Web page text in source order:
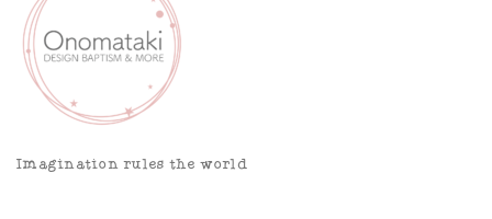
Imagination rules the world